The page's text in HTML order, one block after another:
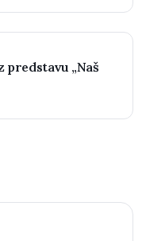
predstavu „Naš